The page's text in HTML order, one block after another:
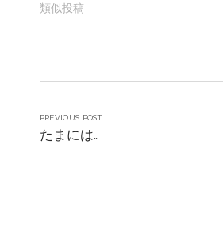
ー
ト
類似投稿
PREVIOUS POST
たまには…